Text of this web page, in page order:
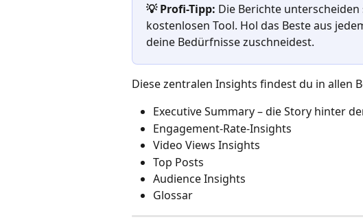
💡 Profi-Tipp: Die Berichte
kostenlosen Tool. Hol das Beste aus
deine Bedürfnisse zuschneidest.
Diese zentralen Insights findest du in allen
Executive Summary – die Story hinter
Engagement-Rate-Insights
Video Views Insights
Top Posts
Audience Insights
Glossar